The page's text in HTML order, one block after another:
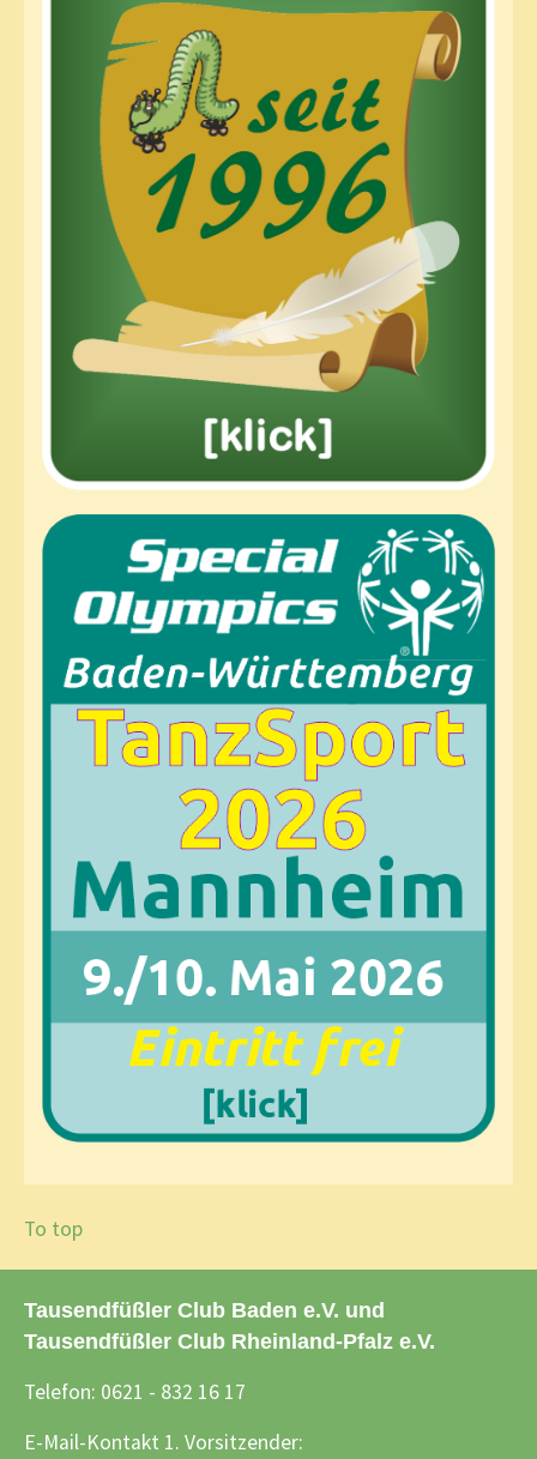
To top
Tausendfüßler Club Baden e.V. und
Tausendfüßler Club Rheinland-Pfalz e.V.
Telefon: 0621 - 832 16 17
E-Mail-Kontakt 1. Vorsitzender: